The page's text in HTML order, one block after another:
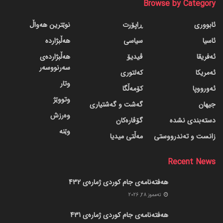
Browse by Category
ئابووری
ئاسیا
ئەفریقا
ئەمریکا
ئەورووپا
جیهان
دسته‌بندی نشده
زانست و تەندرووستی
ڕاپۆرت
سیاسی
ڤیدیۆ
کەلتوری
کۆمەڵگا
گه‌شت و گه‌شتیاری
گۆڤاره‌کان
مەڵتی میدیا
نوێترین هەواڵ
هەڵبژاردە
هەڵبژاردەی
سەرنووسەر
وتار
وتووێژ
وەرزش
وێنە
Recent News
هەفتەنامەی جام کوردی ژمارەی 432
ته‌مموز 28, 2026
هەفتەنامەی جام کوردی ژمارەی 431